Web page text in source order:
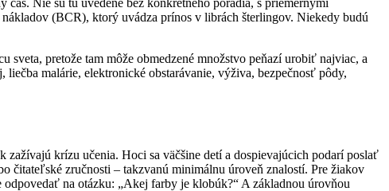
Nie sú tu uvedené bez konkrétneho poradia, s priemernými
(BCR), ktorý uvádza prínos v librách šterlingov. Niekedy budú
sveta, pretože tam môže obmedzené množstvo peňazí urobiť najviac, a
malárie, elektronické obstarávanie, výživa, bezpečnosť pôdy,
krízu učenia. Hoci sa väčšine detí a dospievajúcich podarí poslať
čitateľské zručnosti – takzvanú minimálnu úroveň znalostí. Pre žiakov
na otázku: „Akej farby je klobúk?“ A základnou úrovňou